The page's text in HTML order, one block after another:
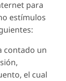
para
estímulos
contado un
el cual